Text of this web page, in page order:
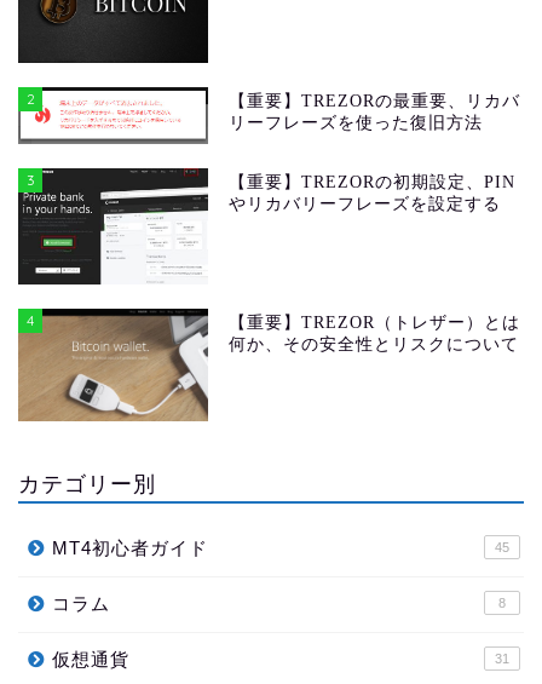
2
【重要】TREZORの最重要、リカバ
リーフレーズを使った復旧方法
3
【重要】TREZORの初期設定、PIN
やリカバリーフレーズを設定する
4
【重要】TREZOR（トレザー）とは
何か、その安全性とリスクについて
カテゴリー別
MT4初心者ガイド 45
コラム 8
仮想通貨 31